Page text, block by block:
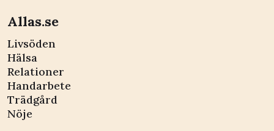
Allas.se
Livsöden
Hälsa
Relationer
Handarbete
Trädgård
Nöje